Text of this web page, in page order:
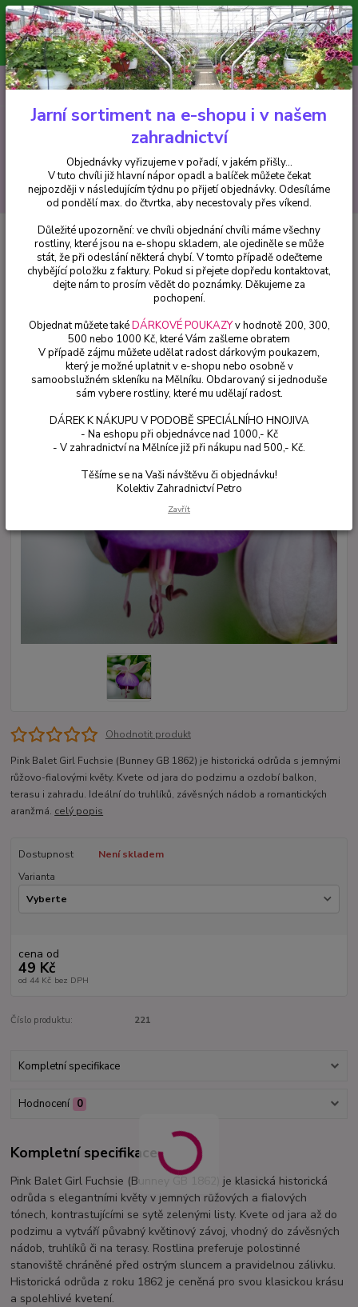
Minimální hodnota pro odeslání z e-shopu je 300 Kč.
V tuto chvíli již hlavní nápor objednávek opadl a balíček můžete čekat
nejpozději v následujícím týdnu po přijetí objednávky. Objednávky
vyřizujeme v pořadí, v jakém přišly...
CZK
Hledat
+420 602 223 614 0ks
za0 Kč
Fuchsie Pink Balet Girl Fuchsie (Bunney GB 1862)2)
Pink Balet Girl Fuchsie (Bunney
GB 1862)2)
Ohodnotit produkt
Pink Balet Girl Fuchsie (Bunney GB 1862) je historická odrůda s jemnými
růžovo-fialovými květy. Kvete od jara do podzimu a ozdobí balkon,
terasu i zahradu. Ideální do truhlíků, závěsných nádob a romantických
aranžmá. celý popis
Dostupnost
Není skladem
Varianta
cena od
49 Kč
od 44 Kč bez DPH
Číslo produktu: 221
Kompletní specifikace
Hodnocení 0
Kompletní specifikace
Pink Balet Girl Fuchsie (Bunney GB 1862) je klasická historická
odrůda s elegantními květy v jemných růžových a fialových
tónech, kontrastujícími se sytě zelenými listy. Kvete od jara až do
podzimu a vytváří půvabný květinový závoj, vhodný do závěsných
nádob, truhlíků či na terasy. Rostlina preferuje polostinné
stanoviště chráněné před ostrým sluncem a pravidelnou zálivku.
Historická odrůda z roku 1862 je ceněná pro svou klasickou krásu
a spolehlivé kvetení.
Jarní sortiment na e-shopu i v našem
zahradnictví
Objednávky vyřizujeme v pořadí, v jakém přišly...
V tuto chvíli již hlavní nápor opadl a balíček můžete čekat
nejpozději v následujícím týdnu po přijetí objednávky. Odesíláme
od pondělí max. do čtvrtka, aby necestovaly přes víkend.
Důležité upozornění: ve chvíli objednání chvíli máme všechny
rostliny, které jsou na e-shopu skladem, ale ojediněle se může
stát, že při odeslání některá chybí. V tomto případě odečteme
chybějící položku z faktury. Pokud si přejete dopředu kontaktovat,
dejte nám to prosím vědět do poznámky. Děkujeme za
pochopení.
Objednat můžete takéDÁRKOVÉ POUKAZYv hodnotě 200, 300,
500 nebo 1000 Kč, které Vám zašleme obratem
V případě zájmu můžete udělat radost dárkovým poukazem,
který je možné uplatnit v e-shopu nebo osobně v
samoobslužném skleníku na Mělníku. Obdarovaný si jednoduše
sám vybere rostliny, které mu udělají radost.
DÁREK K NÁKUPU V PODOBĚ SPECIÁLNÍHO HNOJIVA
- Na eshopu při objednávce nad 1000,- Kč
- V zahradnictví na Mělníce již při nákupu nad 500,- Kč.
Těšíme se na Vaši návštěvu či objednávku!
Kolektiv Zahradnictví Petro
Zavřít